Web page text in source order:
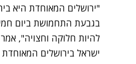
"ירושלים המאוחדת היא
בגבעת התחמושת ביום
להיות חלוקה וחצויה",
ישראל בירושלים